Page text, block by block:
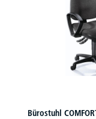
Bürostuhl